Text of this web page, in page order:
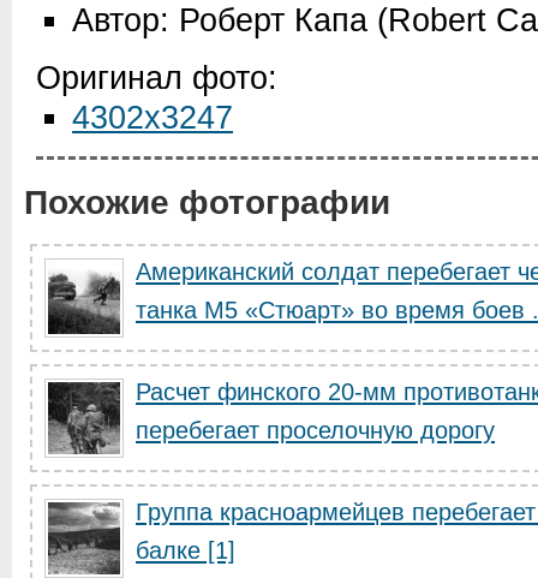
Автор: Роберт Капа (Robert
Оригинал фото:
4302x3247
Похожие фотографии
Американский солдат перебегает
танка М5 «Стюарт» во время боев
Расчет финского 20-мм
перебегает проселочную дорогу
Группа красноармейцев
балке [1]